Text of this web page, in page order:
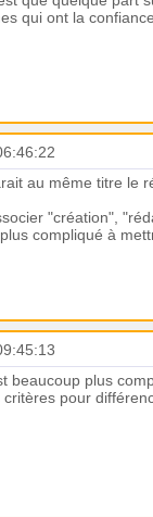
qui ont la
au même titre le
"création",
compliqué à
beaucoup plus
pour